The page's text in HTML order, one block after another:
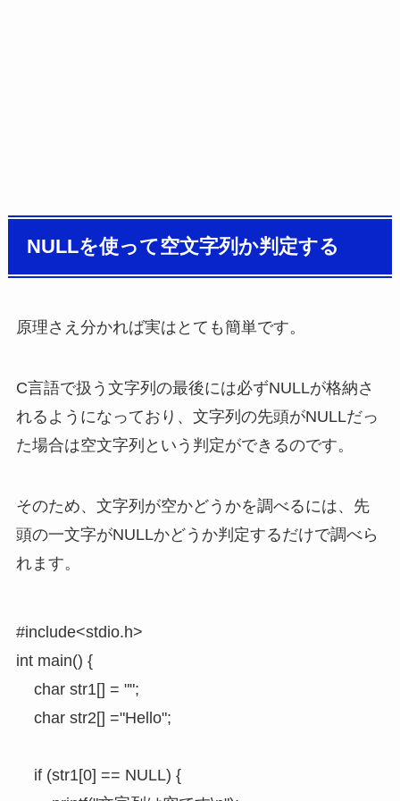
NULLを使って空文字列か判定する
原理さえ分かれば実はとても簡単です。
C言語で扱う文字列の最後には必ずNULLが格納さ
れるようになっており、文字列の先頭がNULLだっ
た場合は空文字列という判定ができるのです。
そのため、文字列が空かどうかを調べるには、先
頭の一文字がNULLかどうか判定するだけで調べら
れます。
#include<stdio.h>
int main() {
	char str1[] = "";
	char str2[] ="Hello";
	if (str1[0] == NULL) {